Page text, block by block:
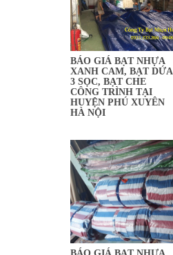
BÁO GIÁ BẠT NHỰA
XANH CAM, BẠT DỨA
3 SỌC, BẠT CHE
CÔNG TRÌNH TẠI
HUYỆN PHÚ XUYÊN
HÀ NỘI